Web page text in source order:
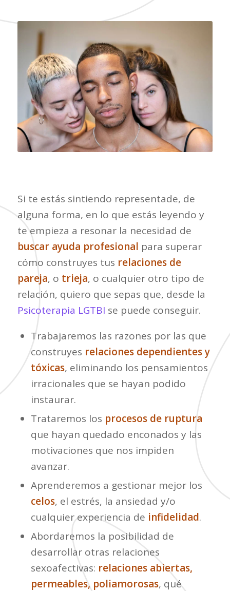
Si te estás sintiendo representade, de
alguna forma, en lo que estás leyendo y
te empieza a resonar la necesidad de
buscar ayuda profesional para superar
cómo construyes tus relaciones de
pareja, o trieja, o cualquier otro tipo de
relación, quiero que sepas que, desde la
Psicoterapia LGTBI se puede conseguir.
Trabajaremos las razones por las que
construyes relaciones dependientes y
tóxicas, eliminando los pensamientos
irracionales que se hayan podido
instaurar.
Trataremos los procesos de ruptura
que hayan quedado enconados y las
motivaciones que nos impiden
avanzar.
Aprenderemos a gestionar mejor los
celos, el estrés, la ansiedad y/o
cualquier experiencia de infidelidad.
Abordaremos la posibilidad de
desarrollar otras relaciones
sexoafectivas: relaciones abiertas,
permeables, poliamorosas, qué